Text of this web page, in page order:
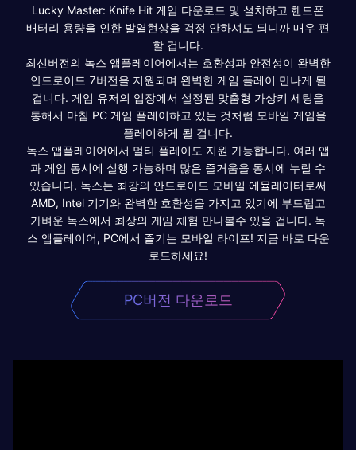
Lucky Master: Knife Hit 게임 다운로드 및 설치하고 핸드폰
배터리 용량을 인한 발열현상을 걱정 안하셔도 되니까 매우 편
할 겁니다.
최신버전의 녹스 앱플레이어에서는 호환성과 안전성이 완벽한
안드로이드 7버전을 지원되며 완벽한 게임 플레이 만나게 될
겁니다. 게임 유저의 입장에서 설정된 맞춤형 가상키 세팅을
통해서 마침 PC 게임 플레이하고 있는 것처럼 모바일 게임을
플레이하게 될 겁니다.
녹스 앱플레이어에서 멀티 플레이도 지원 가능합니다. 여러 앱
과 게임 동시에 실행 가능하며 많은 즐거움을 동시에 누릴 수
있습니다. 녹스는 최강의 안드로이드 모바일 에뮬레이터로써
AMD, Intel 기기와 완벽한 호환성을 가지고 있기에 부드럽고
가벼운 녹스에서 최상의 게임 체험 만나볼수 있을 겁니다. 녹
스 앱플레이어, PC에서 즐기는 모바일 라이프! 지금 바로 다운
로드하세요!
PC버전 다운로드